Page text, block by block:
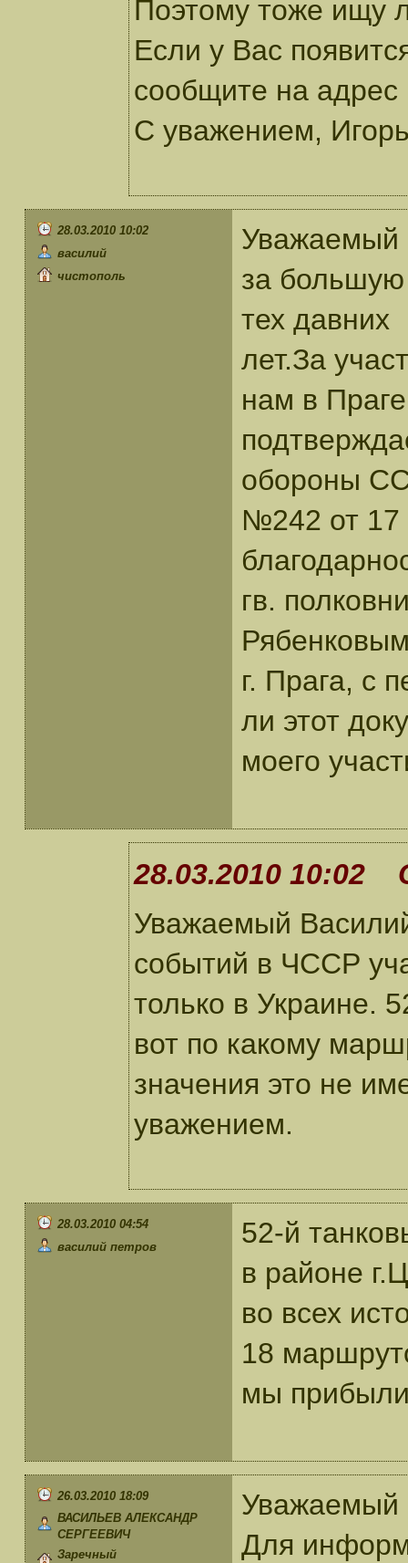
Поэтому тоже ищу
Если у Вас
сообщите на адрес
С уважением,
28.03.2010 10:02
василий
чистополь
Уважаемый
за
тех давних
лет.За
нам в
обороны
№242 от 17
гв.
г. Прага, с
ли этот
моего
28.03.2010 10:02
Уважаемый
событий в ЧССР
только в Украине.
вот по какому
значения это не
уважением.
28.03.2010 04:54
василий петров
52-й
в районе
во всех
18
мы прибыли
26.03.2010 18:09
ВАСИЛЬЕВ АЛЕКСАНДР
СЕРГЕЕВИЧ
Заречный
Уважаемый
Для